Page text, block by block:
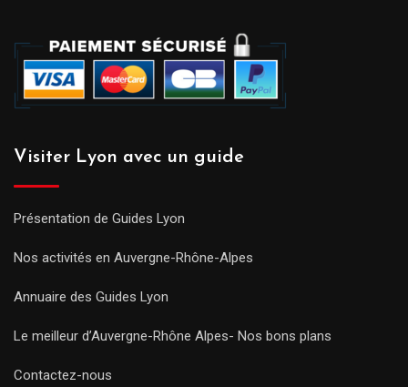
Visiter Lyon avec un guide
Présentation de Guides Lyon
Nos activités en Auvergne-Rhône-Alpes
Annuaire des Guides Lyon
Le meilleur d’Auvergne-Rhône Alpes- Nos bons plans
Contactez-nous